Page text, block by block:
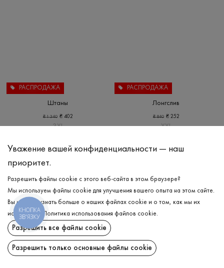
РАСПРОДАЖА
Штаны
₴1 340 ₴ 402
3XL
РАСПРОДАЖА
Лонгслив
₴840 ₴ 252
XXL
Уважение вашей конфиденциальности — наш
приоритет.
Разрешить файлы cookie с этого веб-сайта в этом браузере?
Мы используем файлы cookie для улучшения вашего опыта на этом сайте.
Вы можете узнать больше о наших файлах cookie и о том, как мы их
используем.
Политика использования файлов cookie.
Разрешить все файлы cookie
Разрешить только основные файлы cookie
КНОПКА
ЗВ'ЯЗКУ